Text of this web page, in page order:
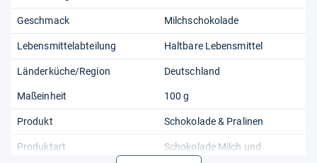
Geschmack Milchschokolade
Lebensmittelabteilung Haltbare Lebensmittel
Länderküche/Region Deutschland
Maßeinheit 100 g
Produkt Schokolade & Pralinen
Produktart
Schokolade Milch und
Karamell Milchschokolade